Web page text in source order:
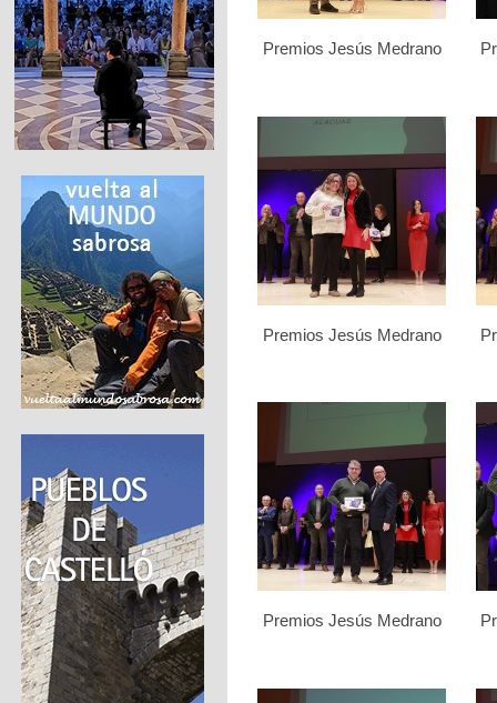
Premios Jesús Medrano
Premios Jesús Medrano
Premios Jesús Medrano